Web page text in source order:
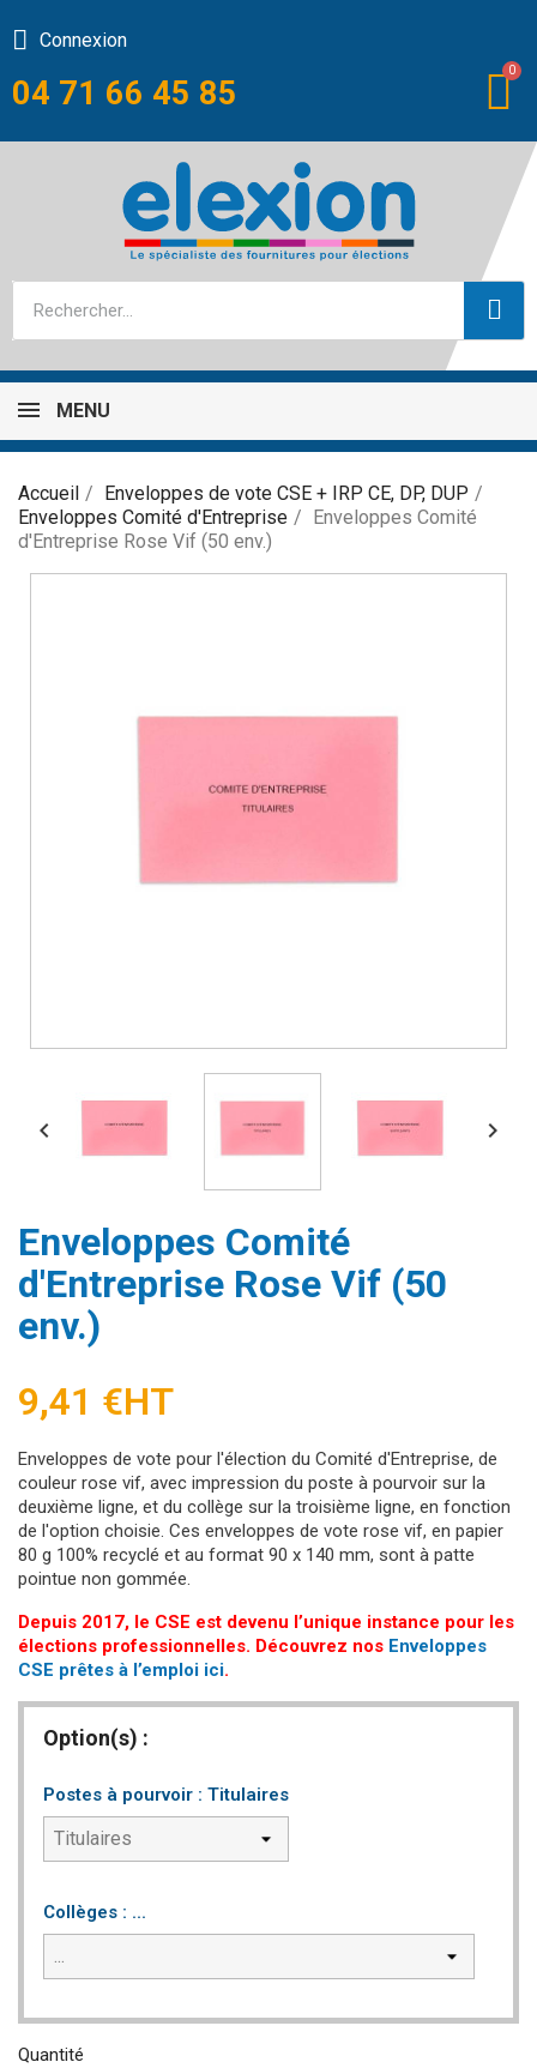
04 71 66 45 85
Connexion
MENU
Accueil
Enveloppes de vote CSE + IRP CE, DP, DUP
Enveloppes Comité d'Entreprise
Enveloppes Comité
d'Entreprise Rose Vif (50 env.)
 
Enveloppes Comité
d'Entreprise Rose Vif (50
env.)
9,41 €HT
Enveloppes de vote pour l'élection du Comité d'Entreprise, de
couleur rose vif, avec impression du poste à pourvoir sur la
deuxième ligne, et du collège sur la troisième ligne, en fonction
de l'option choisie. Ces enveloppes de vote rose vif, en papier
80 g 100% recyclé et au format 90 x 140 mm, sont à patte
pointue non gommée.
Depuis 2017, le CSE est devenu l’unique instance pour les
élections professionnelles. Découvrez nos Enveloppes
CSE prêtes à l’emploi ici.
Option(s) :
Postes à pourvoir : Titulaires
Collèges : ...
Quantité